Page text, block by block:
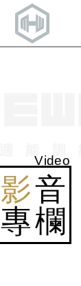
Video
影音
專欄